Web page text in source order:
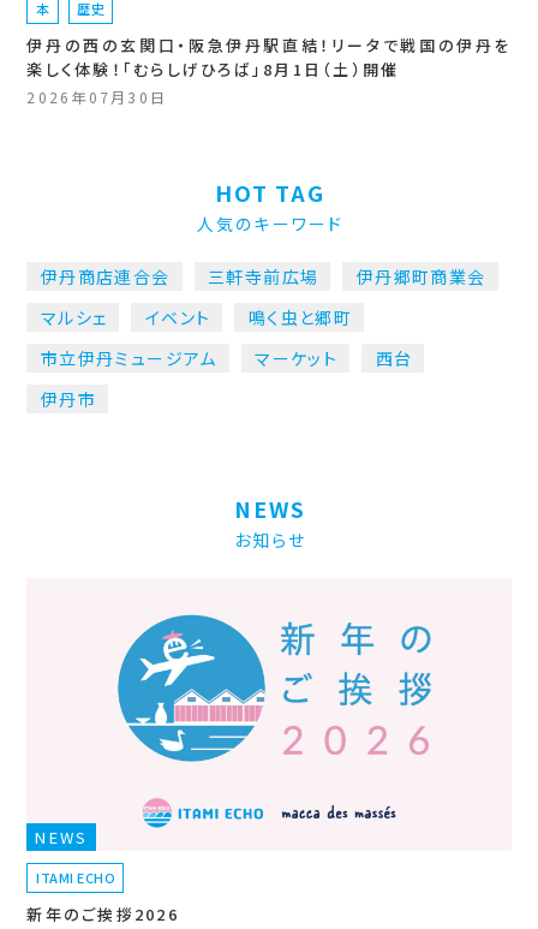
本 歴史
伊丹の西の玄関口・阪急伊丹駅直結！リータで戦国の伊丹を
楽しく体験！「むらしげひろば」8月1日（土）開催
2026年07月30日
HOT TAG
人気のキーワード
伊丹商店連合会 三軒寺前広場
伊丹郷町商業会
マルシェ
イベント
鳴く虫と郷町
市立伊丹ミュージアム
マーケット
西台
伊丹市
NEWS
お知らせ
NEWS
ITAMI ECHO
新年のご挨拶2026